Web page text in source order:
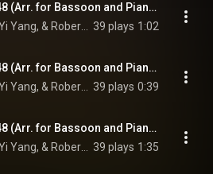
Dichterliebe, Op. 48 (Arr. for Bassoon and Piano by Frank Morelli): II. Aus meinen Tränen sprießen
39 plays 1:02
Dichterliebe, Op. 48 (Arr. for Bassoon and Piano by Frank Morelli): III. Die Rose, die Lilie, die Taube, die Sonne
39 plays 0:39
Dichterliebe, Op. 48 (Arr. for Bassoon and Piano by Frank Morelli): IV. Wenn ich in deine Augen seh’
39 plays 1:35